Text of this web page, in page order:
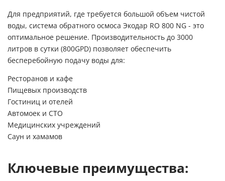
Для предприятий, где требуется большой объем чистой
воды, система обратного осмоса Экодар RO 800 NG - это
оптимальное решение. Производительность до 3000
литров в сутки (800GPD) позволяет обеспечить
бесперебойную подачу воды для:
Ресторанов и кафе
Пищевых производств
Гостиниц и отелей
Автомоек и СТО
Медицинских учреждений
Саун и хамамов
Ключевые преимущества: